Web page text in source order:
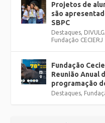
Projetos de
são
SBPC
Destaques,
Fundação CECIERJ
Fundação
Reunião Anual
programação
Destaques,